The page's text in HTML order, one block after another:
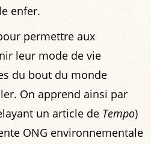
enfer.
permettre aux
leur mode de vie
du bout du monde
On apprend ainsi par
un article de Tempo)
ONG environnementale